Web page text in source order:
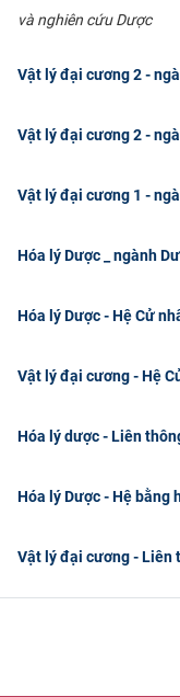
và nghiên cứu Dược
Vật lý đại cương 2 -
Vật lý đại cương 2 -
Vật lý đại cương 1 -
Hóa lý Dược _ ngành
Hóa lý Dược - Hệ Cử
Vật lý đại cương - Hệ
Hóa lý dược - Liên
Hóa lý Dược - Hệ bằng
Vật lý đại cương - Liên